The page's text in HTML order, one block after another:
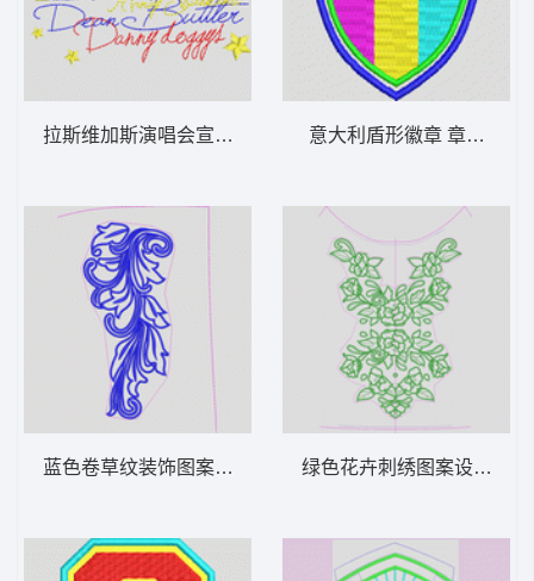
拉斯维加斯演唱会宣传图 字母
蓝色卷草纹装饰图案 抽象曲线头发
意大利盾形徽章 章仔italia
绿色花卉刺绣图案设计图